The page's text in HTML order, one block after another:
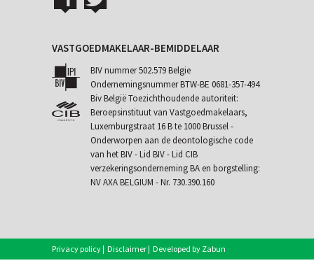
VASTGOEDMAKELAAR-BEMIDDELAAR
BIV nummer 502.579 Belgie
Ondernemingsnummer BTW-BE 0681-357-494
Biv België Toezichthoudende autoriteit:
Beroepsinstituut van Vastgoedmakelaars,
Luxemburgstraat 16 B te 1000 Brussel -
Onderworpen aan de deontologische code
van het BIV- Lid BIV - Lid CIB
verzekeringsonderneming BA en borgstelling:
NV AXA BELGIUM - Nr. 730.390.160
Privacy policy| Disclaimer| Developed by Zabun